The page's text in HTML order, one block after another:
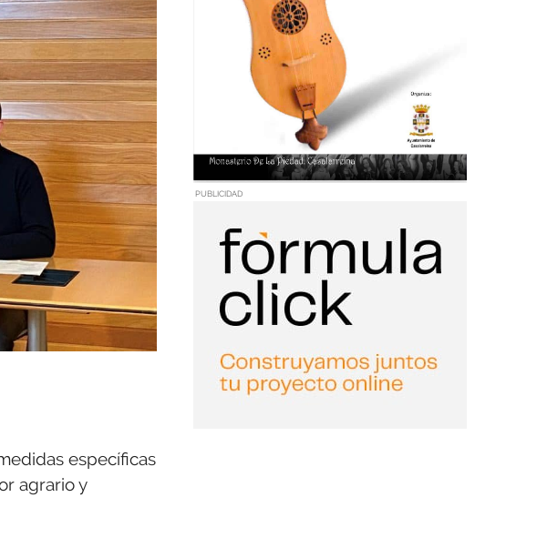
específicas
agrario y
PUBLICIDAD